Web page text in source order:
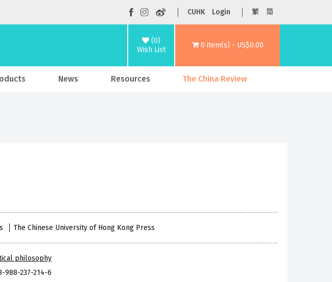
CUHK Login 繁 简
(0)
Wish List
0 item(s) - US$0.00
News Resources The China Review
The Chinese University of Hong Kong Press
philosophy
988-237-214-6